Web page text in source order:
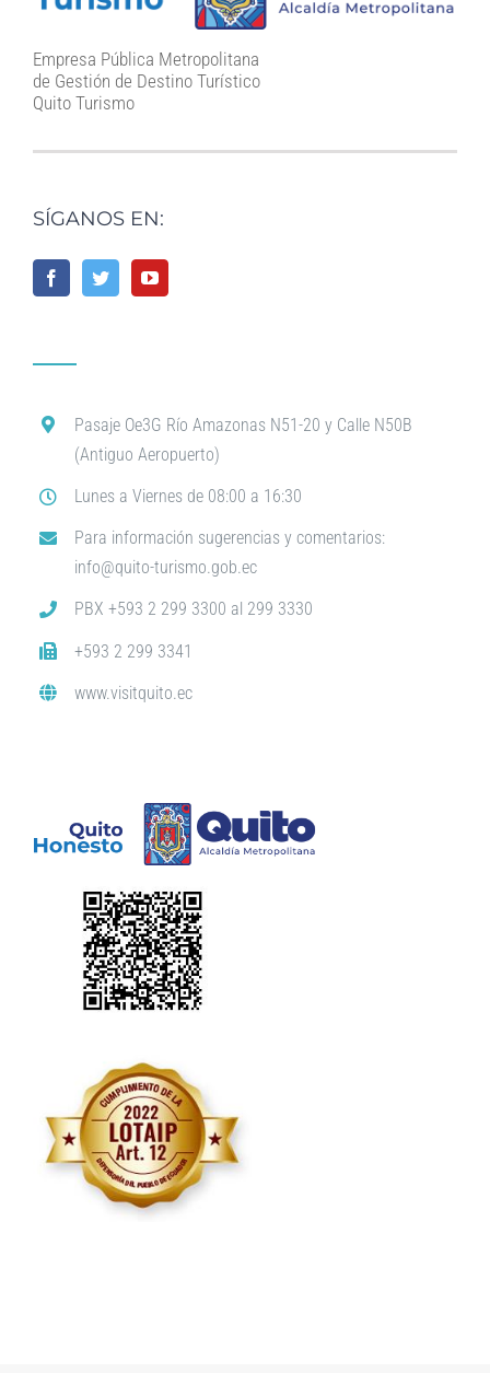
Empresa Pública Metropolitana
de Gestión de Destino Turístico
Quito Turismo
SÍGANOS EN:
Pasaje Oe3G Río Amazonas N51-20 y Calle N50B
(Antiguo Aeropuerto)
Lunes a Viernes de 08:00 a 16:30
Para información sugerencias y comentarios:
info@quito-turismo.gob.ec
PBX +593 2 299 3300 al 299 3330
+593 2 299 3341
www.visitquito.ec